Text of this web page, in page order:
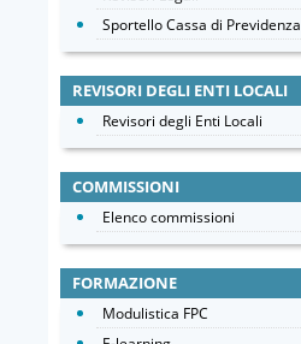
Sportello Cassa di Previdenza
REVISORI DEGLI ENTI LOCALI
Revisori degli Enti Locali
COMMISSIONI
Elenco commissioni
FORMAZIONE
Modulistica FPC